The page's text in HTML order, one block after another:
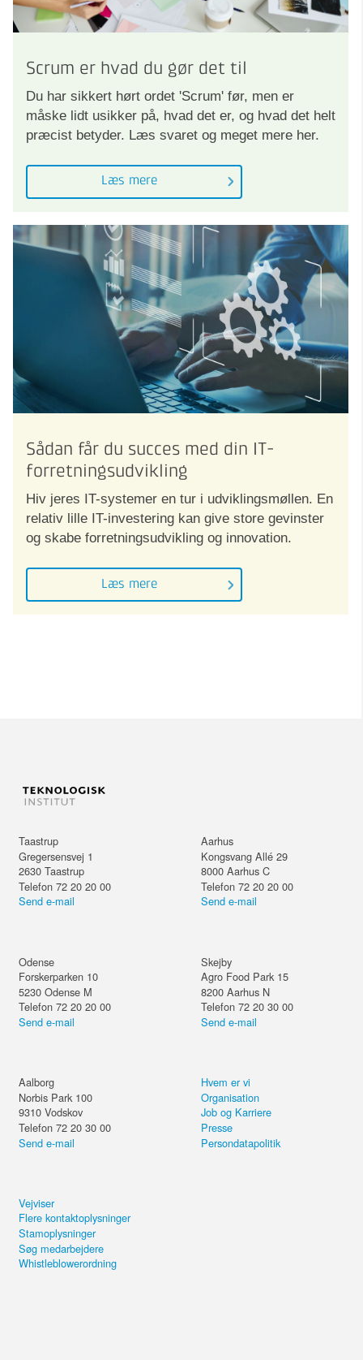
Scrum er hvad du gør det til
Du har sikkert hørt ordet 'Scrum' før, men er
måske lidt usikker på, hvad det er, og hvad det helt
præcist betyder. Læs svaret og meget mere her.
Læs mere
Sådan får du succes med din IT-
forretningsudvikling
Hiv jeres IT-systemer en tur i udviklingsmøllen. En
relativ lille IT-investering kan give store gevinster
og skabe forretningsudvikling og innovation.
Læs mere
Taastrup
Gregersensvej 1
2630 Taastrup
Telefon 72 20 20 00
Send e-mail
Aarhus
Kongsvang Allé 29
8000 Aarhus C
Telefon 72 20 20 00
Send e-mail
Odense
Forskerparken 10
5230 Odense M
Telefon 72 20 20 00
Send e-mail
Skejby
Agro Food Park 15
8200 Aarhus N
Telefon 72 20 30 00
Send e-mail
Aalborg
Norbis Park 100
9310 Vodskov
Telefon 72 20 30 00
Send e-mail
Hvem er vi
Organisation
Job og Karriere
Presse
Persondatapolitik
Vejviser
Flere kontaktoplysninger
Stamoplysninger
Søg medarbejdere
Whistleblowerordning